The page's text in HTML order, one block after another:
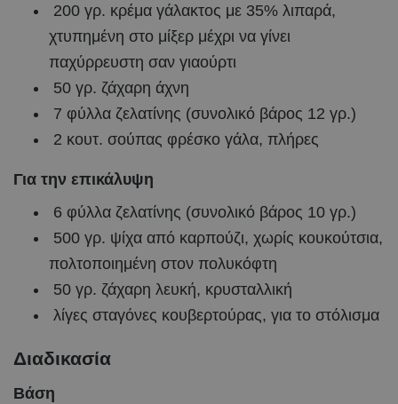
200 γρ. κρέμα γάλακτος με 35% λιπαρά,
χτυπημένη στο μίξερ μέχρι να γίνει
παχύρρευστη σαν γιαούρτι
50 γρ. ζάχαρη άχνη
7 φύλλα ζελατίνης (συνολικό βάρος 12 γρ.)
2 κουτ. σούπας φρέσκο γάλα, πλήρες
Για την επικάλυψη
6 φύλλα ζελατίνης (συνολικό βάρος 10 γρ.)
500 γρ. ψίχα από καρπούζι, χωρίς κουκούτσια,
πολτοποιημένη στον πολυκόφτη
50 γρ. ζάχαρη λευκή, κρυσταλλική
λίγες σταγόνες κουβερτούρας, για το στόλισμα
Διαδικασία
Βάση